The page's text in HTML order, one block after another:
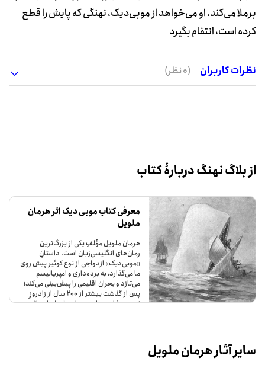
برملا می‌کند. او می‌خواهد از موبی‌دیک، نهنگی که پایش را قطع
کرده است، انتقام بگیرد
نظرات کاربران (0 نظر)
از بلاگ نهنگ دربارۀ کتاب
معرفی کتاب موبی دیک اثر هرمان
ملویل
هرمان ملویل مؤلفِ یکی از بزرگ‌ترین
رمان‌های انگلیسی‌­زبان است. داستانِ
«موبی‌دیک» ازدواجی از نوع کوئیر پیش‌ روی
ما می‌گذارد، به برده‌داری و امپریالیسم
می‌تازد و بحران اقلیمی را پیش‌بینی می‌کند؛
پس از گذشت بیشتر از 200 سال از زادروزِ
نویسندۀ این رمان، هرمان ملویل، این اثر
سایر آثار هرمان ملویل